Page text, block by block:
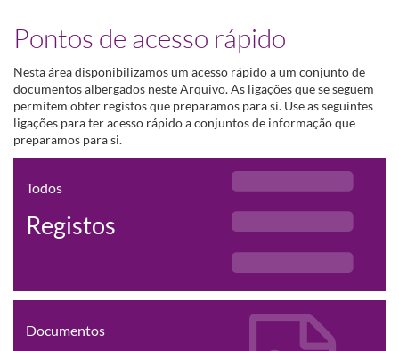
Pontos de acesso rápido
Nesta área disponibilizamos um acesso rápido a um conjunto de
documentos albergados neste Arquivo. As ligações que se seguem
permitem obter registos que preparamos para si. Use as seguintes
ligações para ter acesso rápido a conjuntos de informação que
preparamos para si.
Todos
Registos
Documentos